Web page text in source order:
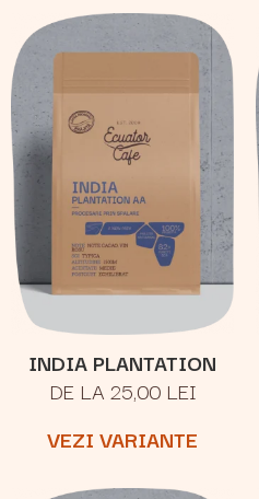
INDIA PLANTATION
DE LA 25,00 LEI
VEZI VARIANTE